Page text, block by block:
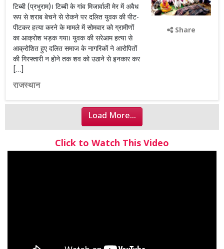
टिब्बी (प्रभुराम)। टिब्बी के गांव मिजार्वाली मेर में अवैध
रूप से शराब बेचने से रोकने पर दलित युवक की पीट-
पीटकर हत्या करने के मामले में सोमवार को ग्रामीणों
का आक्रोश भड़क गया। युवक की सरेआम हत्या से
आक्रोशित हुए दलित समाज के नागरिकों ने आरोपितों
की गिरफ्तारी न होने तक शव को उठाने से इनकार कर
[…]
राजस्थान
Share
Load More...
Click to Watch This Video